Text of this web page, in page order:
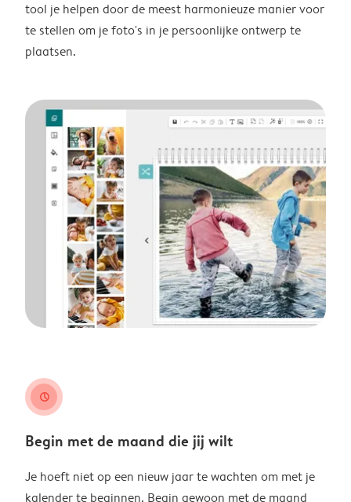
tool je helpen door de meest harmonieuze manier voor
te stellen om je foto's in je persoonlijke ontwerp te
plaatsen.
clock
Begin met de maand die jij wilt
Je hoeft niet op een nieuw jaar te wachten om met je
kalender te beginnen. Begin gewoon met de maand